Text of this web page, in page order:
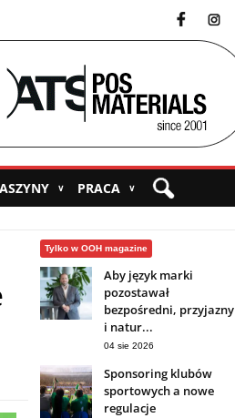
∨ PRACA ∨
Tylko w OOH magazine
Aby język marki
pozostawał
bezpośredni, przyjazny
i natur...
04 sie 2026
Sponsoring klubów
sportowych a nowe
regulacje